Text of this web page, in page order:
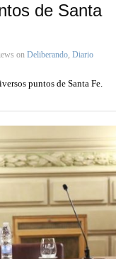
de Santa
on Deliberando, Diario
puntos de Santa Fe.